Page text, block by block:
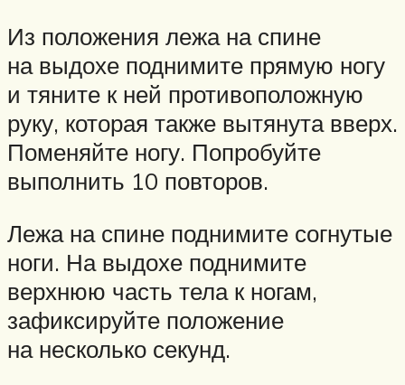
Из положения лежа на спине
на выдохе поднимите прямую ногу
и тяните к ней противоположную
руку, которая также вытянута вверх.
Поменяйте ногу. Попробуйте
выполнить 10 повторов.
Лежа на спине поднимите согнутые
ноги. На выдохе поднимите
верхнюю часть тела к ногам,
зафиксируйте положение
на несколько секунд.